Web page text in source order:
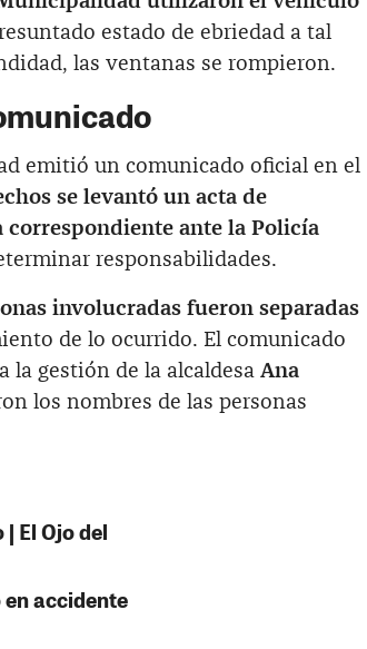
estado de ebriedad a tal
las ventanas se rompieron.
emitió un comunicado oficial en el
se levantó un acta de
ante la Policía
responsabilidades.
involucradas fueron separadas
de lo ocurrido. El comunicado
la gestión de la alcaldesa Ana
los nombres de las personas
El Ojo del
accidente